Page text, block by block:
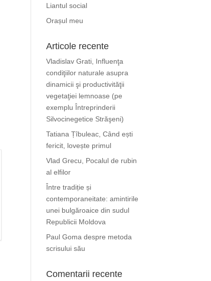
Liantul social
Orașul meu
Articole recente
Vladislav Grati, Influenţa
condiţiilor naturale asupra
dinamicii şi productivităţii
vegetaţiei lemnoase (pe
exemplu Întreprinderii
Silvocinegetice Străşeni)
Tatiana Țîbuleac, Când ești
fericit, lovește primul
Vlad Grecu, Pocalul de rubin
al elfilor
Între tradiție și
contemporaneitate: amintirile
unei bulgăroaice din sudul
Republicii Moldova
Paul Goma despre metoda
scrisului său
Comentarii recente